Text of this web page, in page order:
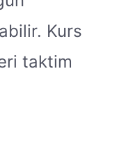
Kurs
taktim